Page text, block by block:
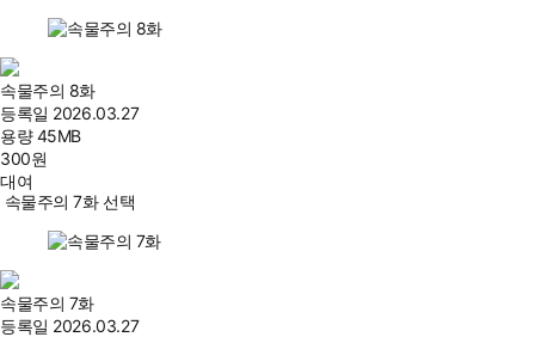
속물주의 8화
등록일 2026.03.27
용량45MB
300원
대여
속물주의 7화 선택
속물주의 7화
등록일 2026.03.27